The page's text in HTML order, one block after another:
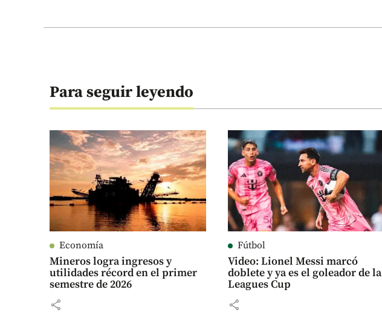
Para seguir leyendo
Economía
Mineros logra ingresos y
utilidades récord en el primer
semestre de 2026
share
Fútbol
Video: Lionel Messi marcó
doblete y ya es el goleador de la
Leagues Cup
share